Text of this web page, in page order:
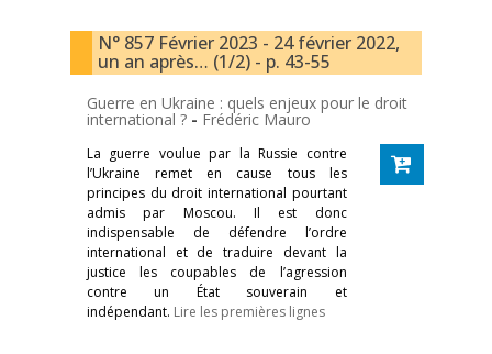
N° 857 Février 2023 - 24 février 2022,
un an après… (1/2) - p. 43-55
Guerre en Ukraine : quels enjeux pour le droit
international ? - Frédéric Mauro
La guerre voulue par la Russie contre
l’Ukraine remet en cause tous les
principes du droit international pourtant
admis par Moscou. Il est donc
indispensable de défendre l’ordre
international et de traduire devant la
justice les coupables de l’agression
contre un État souverain et
indépendant. Lire les premières lignes